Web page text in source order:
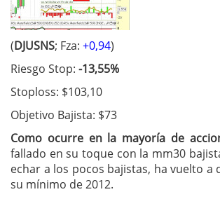
(DJUSNS; Fza: +0,94)
Riesgo Stop: -13,55%
Stoploss: $103,10
Objetivo Bajista: $73
Como ocurre en la mayoría de
fallado en su toque con la mm30
echar a los pocos bajistas, ha vuelto a
su mínimo de 2012.